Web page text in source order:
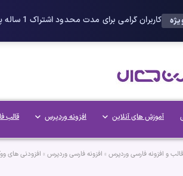
کاربران گرامی برای مدت محدود اشتراک 1 ساله پلاس را می توانید با 25 درصد تخفیف دریافت کنید.
آموزش های آنلاین افزونه وردپرس قالب
قالب و افزونه فارسی وردپرس » افزونه فارسی وردپرس » افزودنی های